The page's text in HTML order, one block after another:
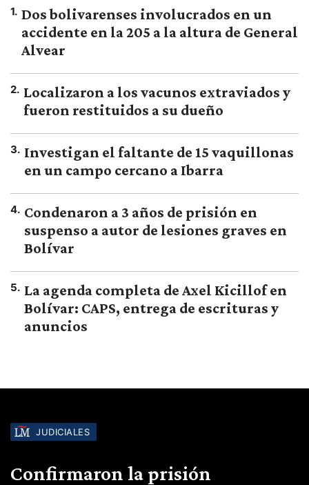
1. Dos bolivarenses involucrados en un
accidente en la 205 a la altura de General
Alvear
2. Localizaron a los vacunos extraviados y
fueron restituidos a su dueño
3. Investigan el faltante de 15 vaquillonas
en un campo cercano a Ibarra
4. Condenaron a 3 años de prisión en
suspenso a autor de lesiones graves en
Bolívar
5. La agenda completa de Axel Kicillof en
Bolívar: CAPS, entrega de escrituras y
anuncios
JUDICIALES
Confirmaron la prisión